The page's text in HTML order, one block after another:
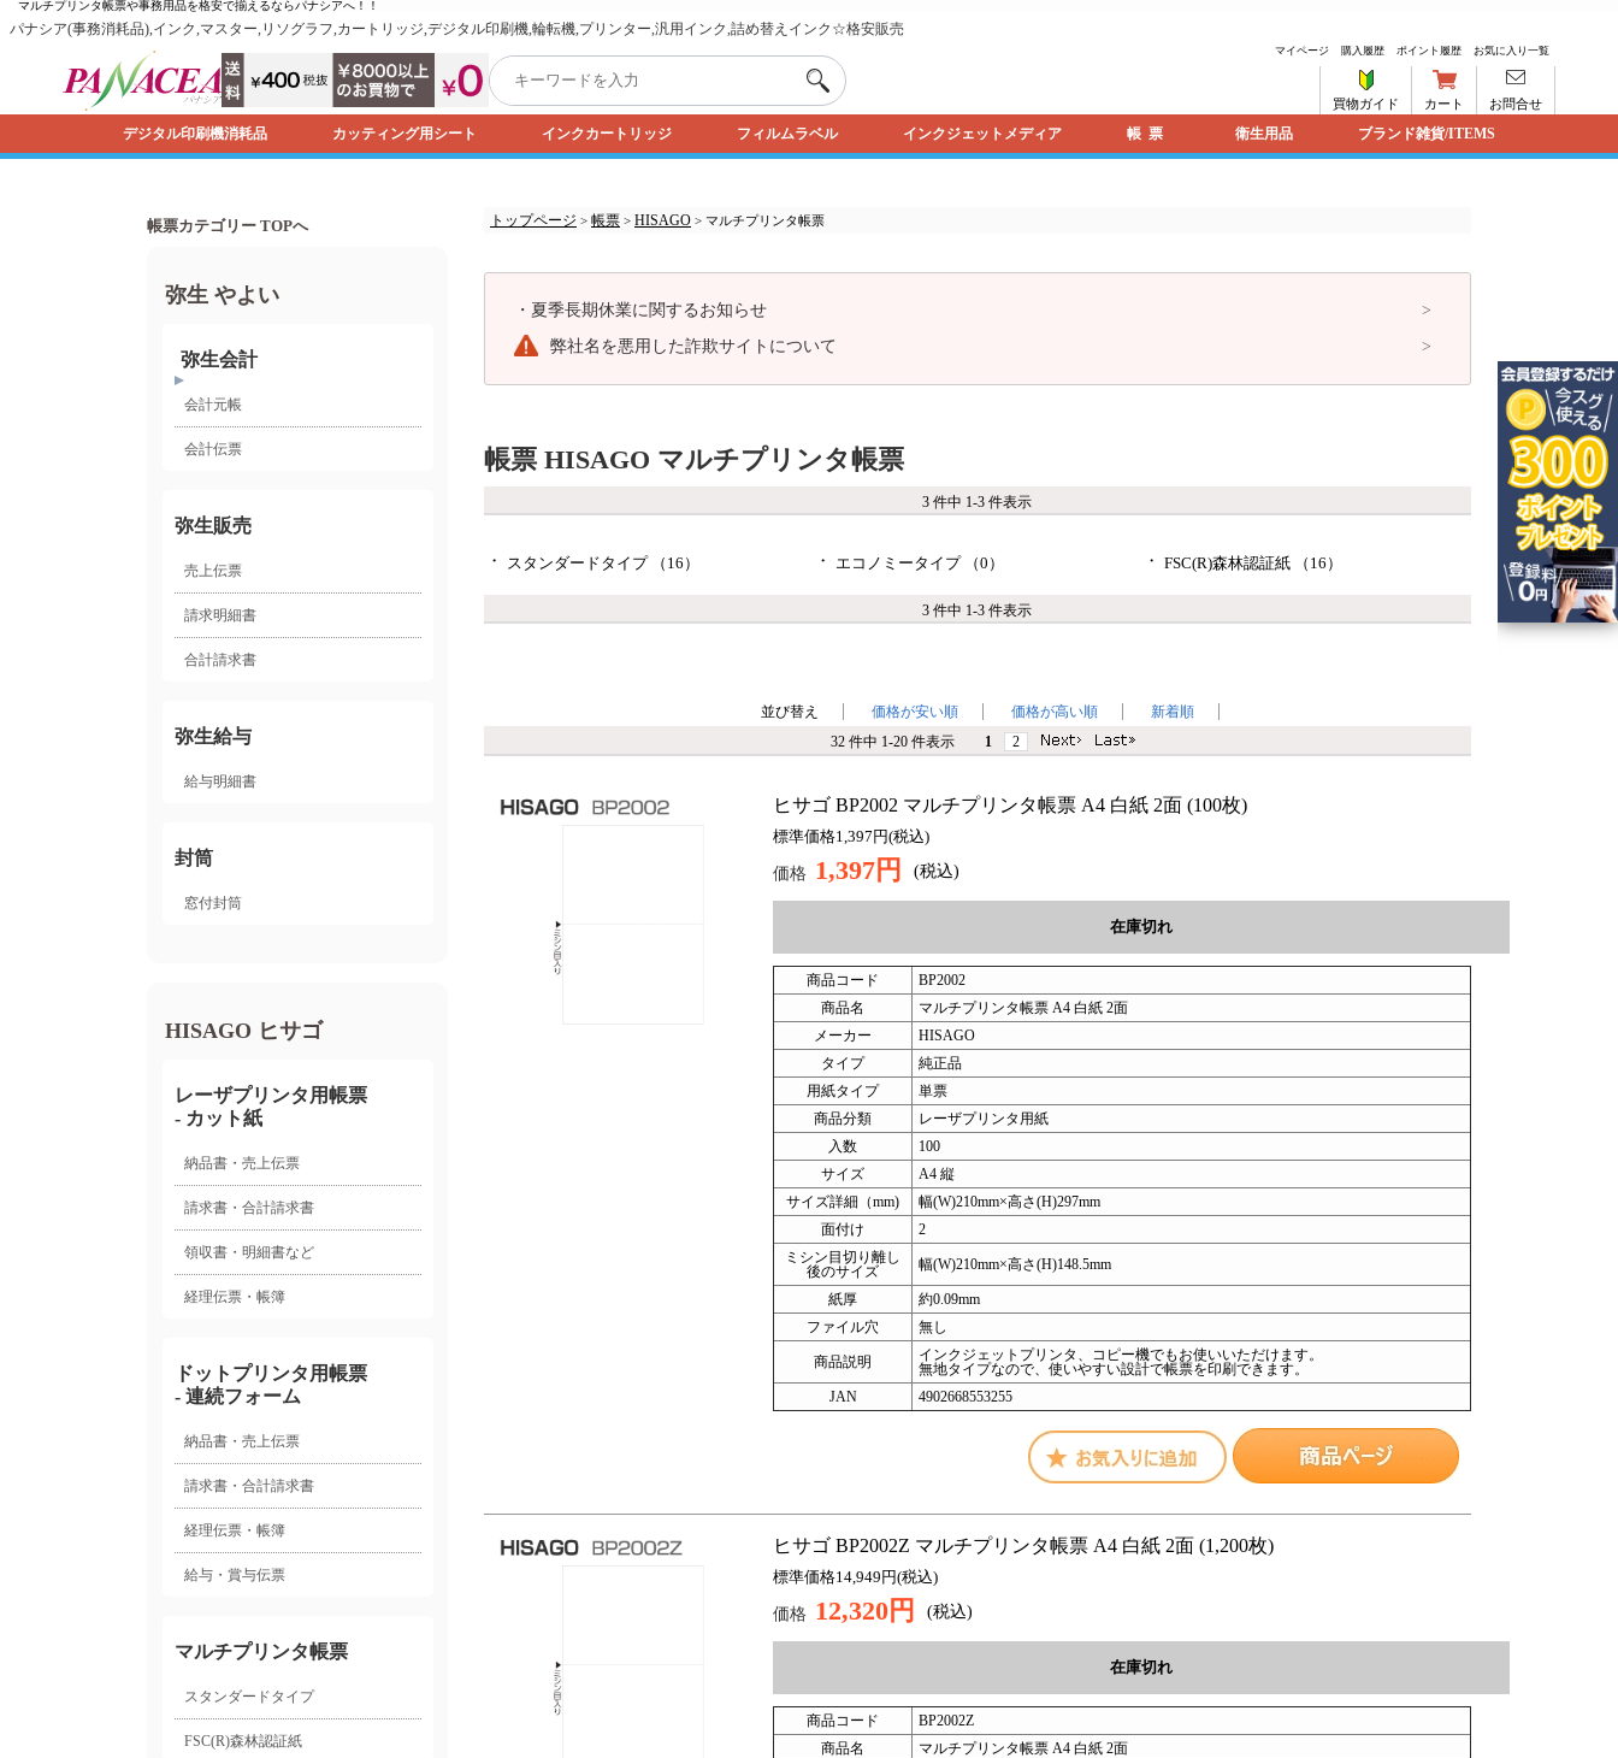
マルチプリンタ帳票や事務用品を格安で揃えるならパナシアへ！！
パナシア(事務消耗品),インク,マスター,リソグラフ,カートリッジ,デジタル印刷機,輪転機,プリンター,汎用インク,詰め替えインク☆格安販売
マイページ 購入履歴 ポイント履歴 お気に入り一覧
買物ガイド カート お問合せ
デジタル印刷機消耗品 カッティング用シート インクカートリッジ フィルムラベル インクジェットメディア 帳票 衛生用品 ブランド雑貨/ITEMS
帳票カテゴリー TOPへ
弥生 やよい
弥生会計
会計元帳
会計伝票
弥生販売
売上伝票
請求明細書
合計請求書
弥生給与
給与明細書
封筒
窓付封筒
HISAGO ヒサゴ
レーザプリンタ用帳票
- カット紙
納品書・売上伝票
請求書・合計請求書
領収書・明細書など
経理伝票・帳簿
ドットプリンタ用帳票
- 連続フォーム
納品書・売上伝票
請求書・合計請求書
経理伝票・帳簿
給与・賞与伝票
マルチプリンタ帳票
スタンダードタイプ
FSC(R)森林認証紙
トップページ > 帳票 > HISAGO > マルチプリンタ帳票
・ 夏季長期休業に関するお知らせ
弊社名を悪用した詐欺サイトについて
帳票 HISAGO マルチプリンタ帳票
3 件中 1-3 件表示
・ スタンダードタイプ （16） ・ エコノミータイプ （0） ・ FSC(R)森林認証紙 （16）
3 件中 1-3 件表示
並び替え 価格が安い順 価格が高い順
新着順
32 件中 1-20 件表示
1 2
ヒサゴ BP2002 マルチプリンタ帳票 A4 白紙 2面 (100枚)
標準価格1,397円(税込)
価格 1,397円 (税込)
在庫切れ
商品コード
BP2002
商品名
マルチプリンタ帳票 A4 白紙 2面
メーカー
HISAGO
タイプ
純正品
用紙タイプ
単票
商品分類
レーザプリンタ用紙
入数
100
サイズ
A4 縦
サイズ詳細（mm)
幅(W)210mm×高さ(H)297mm
面付け
2
ミシン目切り離し
後のサイズ
幅(W)210mm×高さ(H)148.5mm
紙厚
約0.09mm
ファイル穴
無し
商品説明
インクジェットプリンタ、コピー機でもお使いいただけます。
無地タイプなので、使いやすい設計で帳票を印刷できます。
JAN
4902668553255
ヒサゴ BP2002Z マルチプリンタ帳票 A4 白紙 2面 (1,200枚)
標準価格14,949円(税込)
価格 12,320円 (税込)
在庫切れ
商品コード
BP2002Z
商品名
マルチプリンタ帳票 A4 白紙 2面